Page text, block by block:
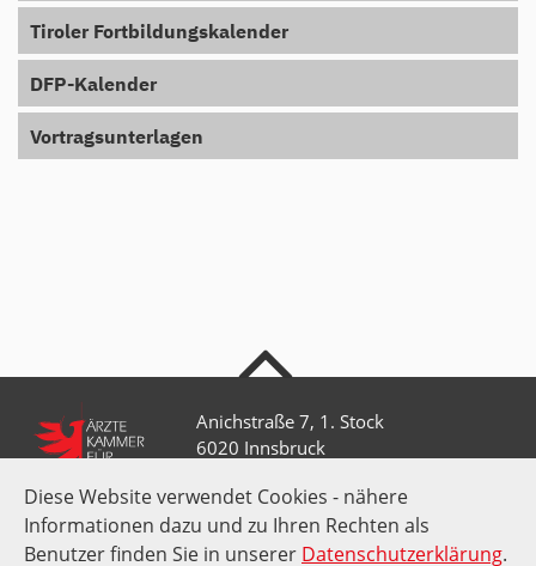
Diese Website verwendet Cookies - nähere
Informationen dazu und zu Ihren Rechten als
Benutzer finden Sie in unserer Datenschutzerklärung.
Tiroler Fortbildungskalender
DFP-Kalender
Vortragsunterlagen
Anichstraße 7, 1. Stock
6020 Innsbruck
+43 512 52 0 58-0
kammer@aektirol.at